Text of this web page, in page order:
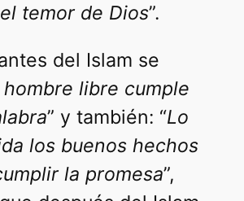
temor de Dios”.
del Islam se
hombre libre cumple
” y también: “Lo
los buenos hechos
la promesa”,